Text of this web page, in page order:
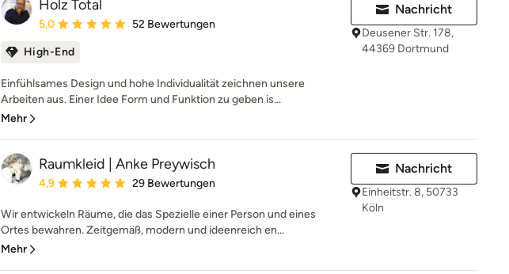
Holz Total
Durchschnittliche Bewertung: 5 von 5 Sternen
5,0 52 Bewertungen
High-End
Einfühlsames Design und hohe Individualität zeichnen unsere
Arbeiten aus. Einer Idee Form und Funktion zu geben is...
Mehr
Nachricht
Deusener Str. 178,
44369 Dortmund
Raumkleid | Anke Preywisch
Durchschnittliche Bewertung: 4.9 von 5 Sternen
4,9 29 Bewertungen
Wir entwickeln Räume, die das Spezielle einer Person und eines
Ortes bewahren. Zeitgemäß, modern und ideenreich en...
Mehr
Nachricht
Einheitstr. 8, 50733
Köln